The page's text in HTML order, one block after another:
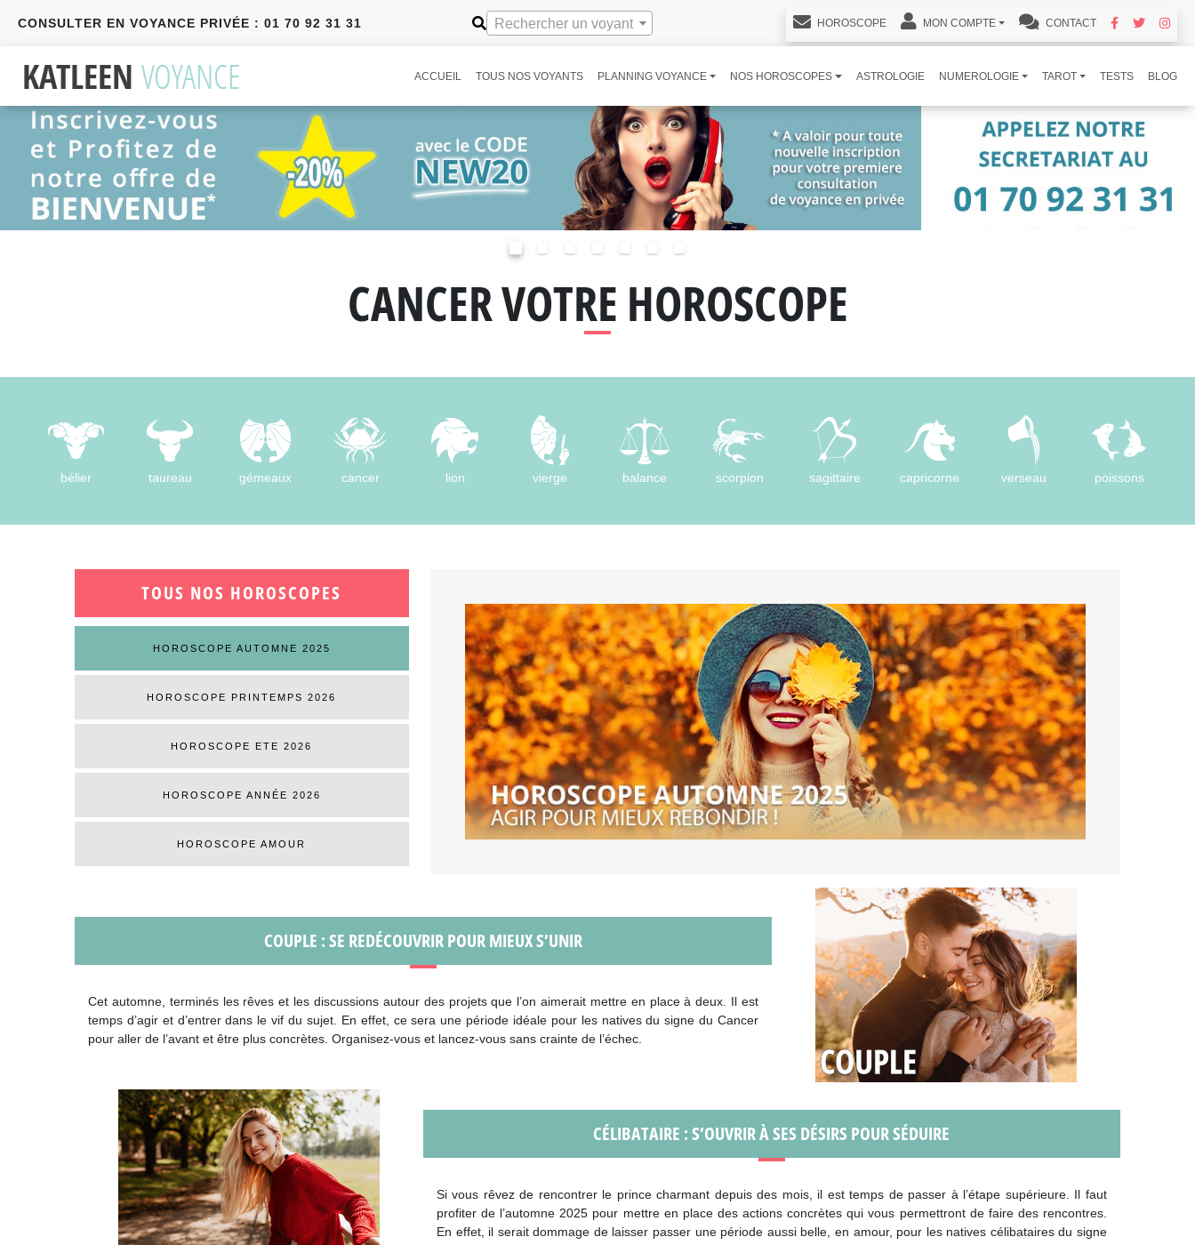
CONSULTER EN VOYANCE PRIVÉE : 01 70 92 31 31 Rechercher un voyant HOROSCOPE MON COMPTE CONTACT
ACCUEIL TOUS NOS VOYANTS PLANNING VOYANCE NOS HOROSCOPES ASTROLOGIE NUMEROLOGIE TAROT TESTS BLOG
CANCER VOTRE HOROSCOPE
bélier taureau gémeaux cancer lion vierge balance scorpion sagittaire capricorne verseau poissons
TOUS NOS HOROSCOPES
HOROSCOPE AUTOMNE 2025
HOROSCOPE PRINTEMPS 2026
HOROSCOPE ETE 2026
HOROSCOPE ANNÉE 2026
HOROSCOPE AMOUR
COUPLE : SE REDÉCOUVRIR POUR MIEUX S’UNIR
Cet automne, terminés les rêves et les discussions autour des projets que l’on aimerait mettre en place à deux. Il est
temps d’agir et d’entrer dans le vif du sujet. En effet, ce sera une période idéale pour les natives du signe du Cancer
pour aller de l’avant et être plus concrètes. Organisez-vous et lancez-vous sans crainte de l’échec.
CÉLIBATAIRE : S’OUVRIR À SES DÉSIRS POUR SÉDUIRE
Si vous rêvez de rencontrer le prince charmant depuis des mois, il est temps de passer à l’étape supérieure. Il faut
profiter de l’automne 2025 pour mettre en place des actions concrètes qui vous permettront de faire des rencontres.
En effet, il serait dommage de laisser passer une période aussi belle, en amour, pour les natives célibataires du signe